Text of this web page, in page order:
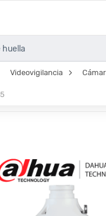
huella
Videovigilancia